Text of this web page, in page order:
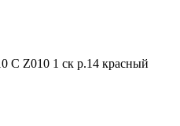
C Z010 1 ск р.14 красный